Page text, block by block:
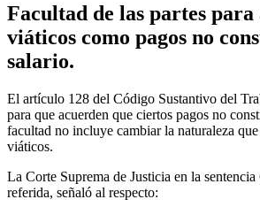
Facultad de las partes
viáticos como pagos no
salario.
El artículo 128 del Código Sustantivo del
para que acuerden que ciertos pagos no
facultad no incluye cambiar la naturaleza
viáticos.
La Corte Suprema de Justicia en la
referida, señaló al respecto: